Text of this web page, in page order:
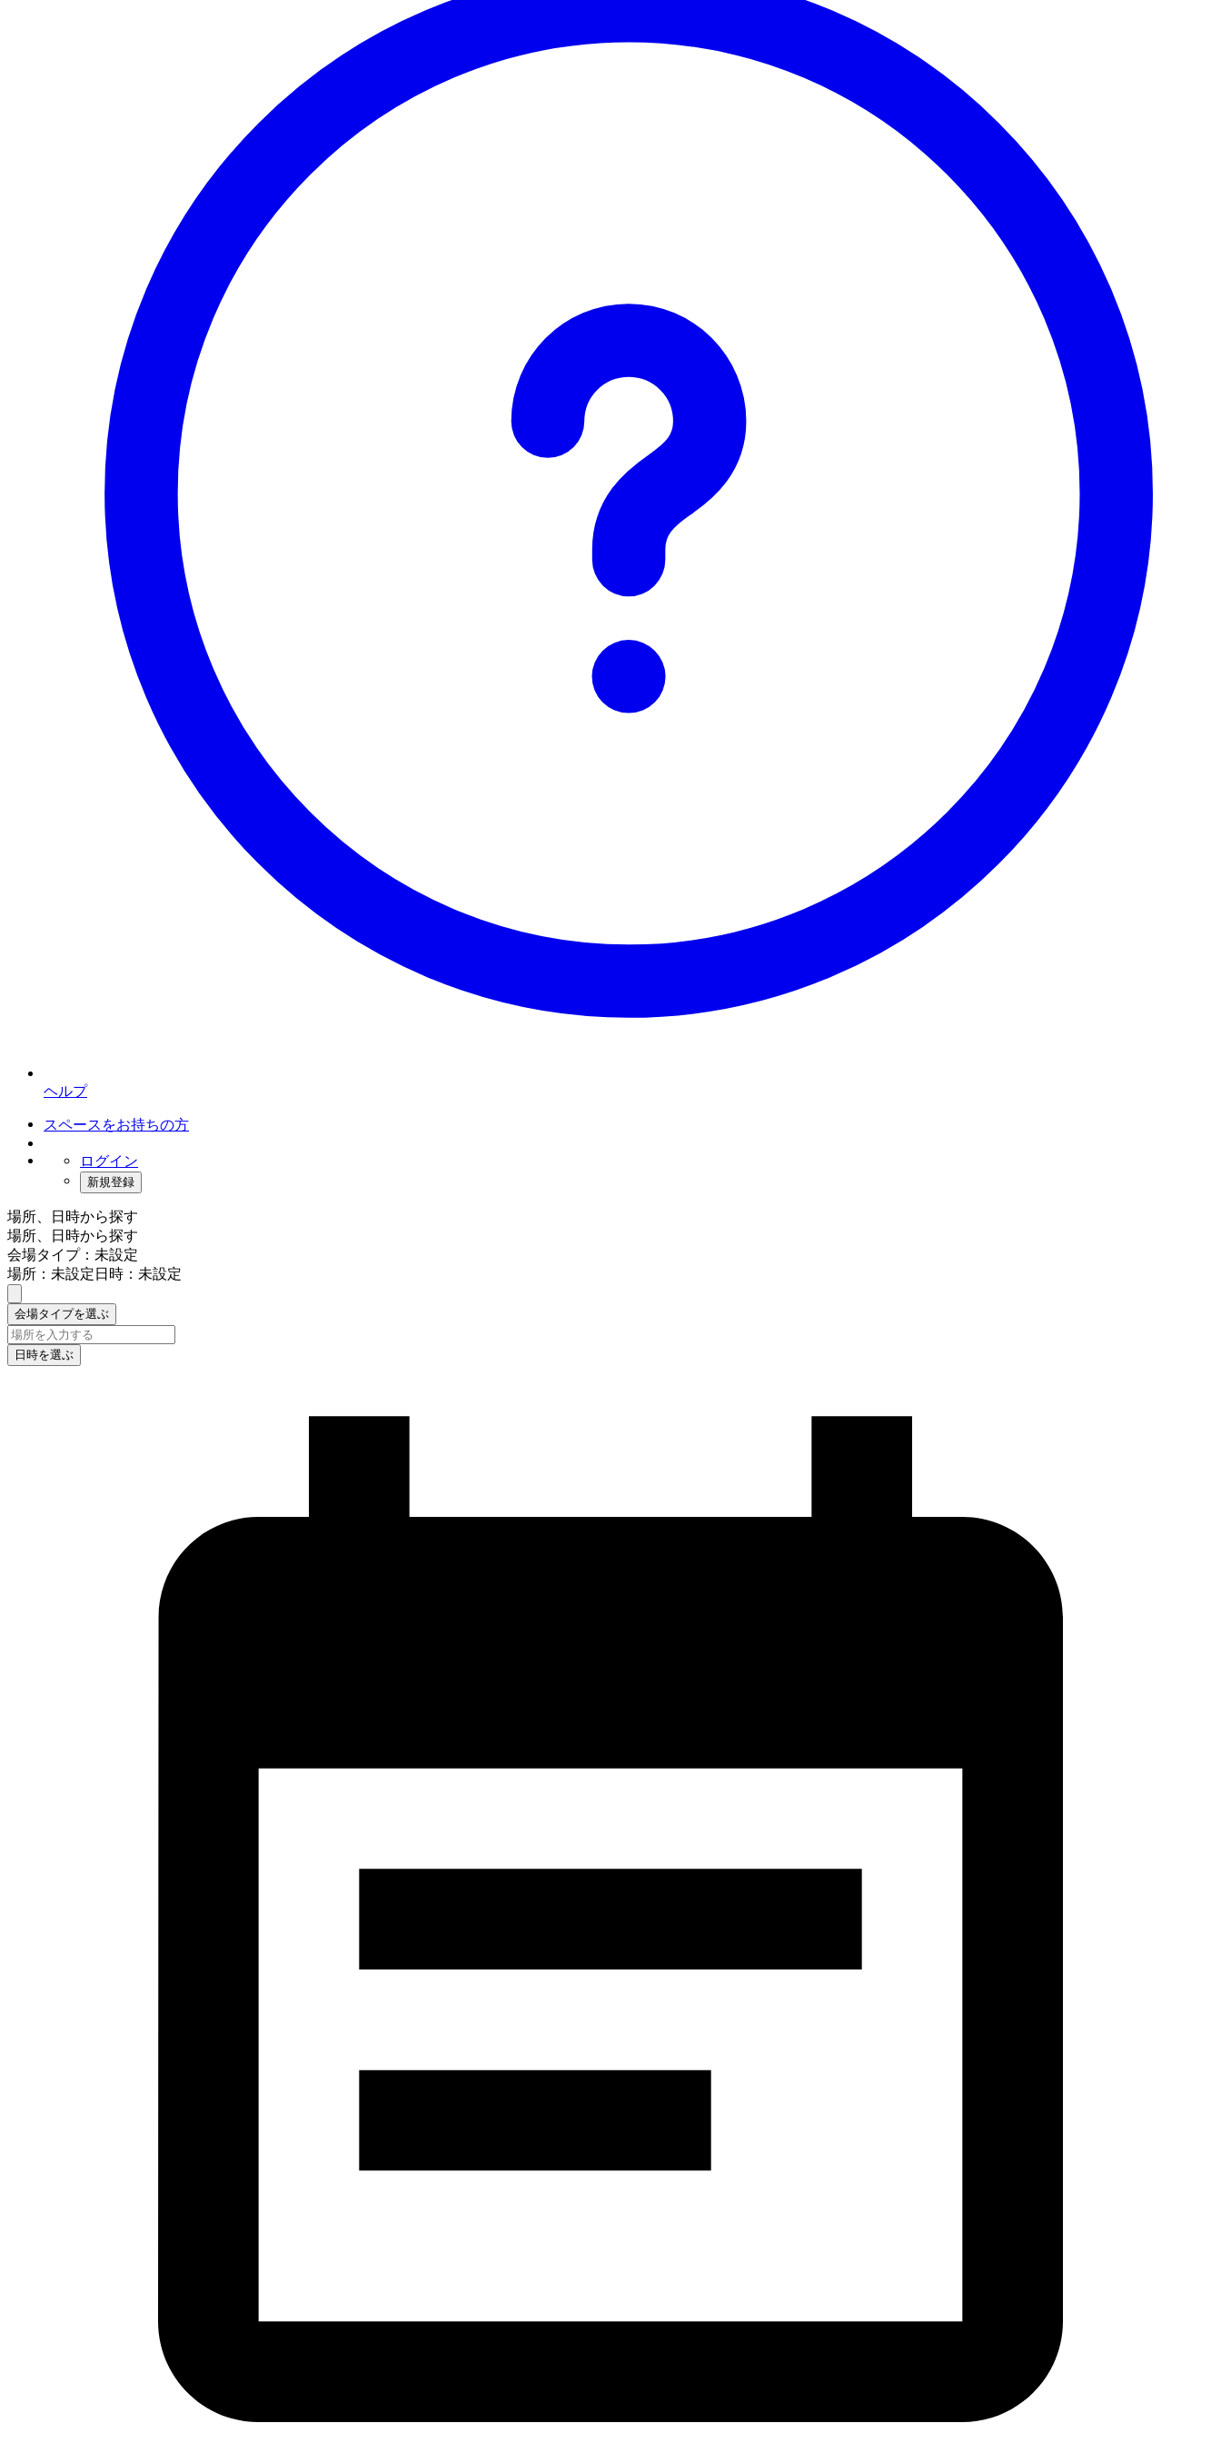
ヘルプ
スペースをお持ちの方
ログイン
新規登録
場所、日時から探す
場所、日時から探す
会場タイプ：未設定
場所：未設定日時：未設定
会場タイプを選ぶ
日時を選ぶ